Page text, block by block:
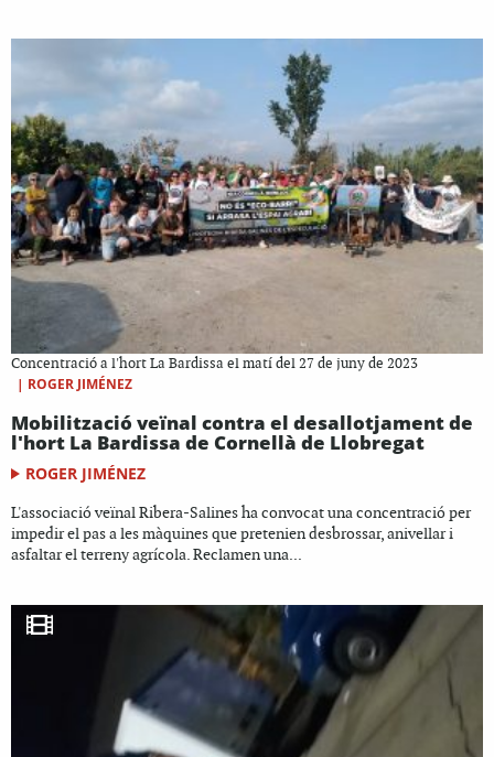
Concentració a l'hort La Bardissa el matí del 27 de juny de 2023
| ROGER JIMÉNEZ
Mobilització veïnal contra el desallotjament de
l'hort La Bardissa de Cornellà de Llobregat
ROGER JIMÉNEZ
L'associació veïnal Ribera-Salines ha convocat una concentració per
impedir el pas a les màquines que pretenien desbrossar, anivellar i
asfaltar el terreny agrícola. Reclamen una...